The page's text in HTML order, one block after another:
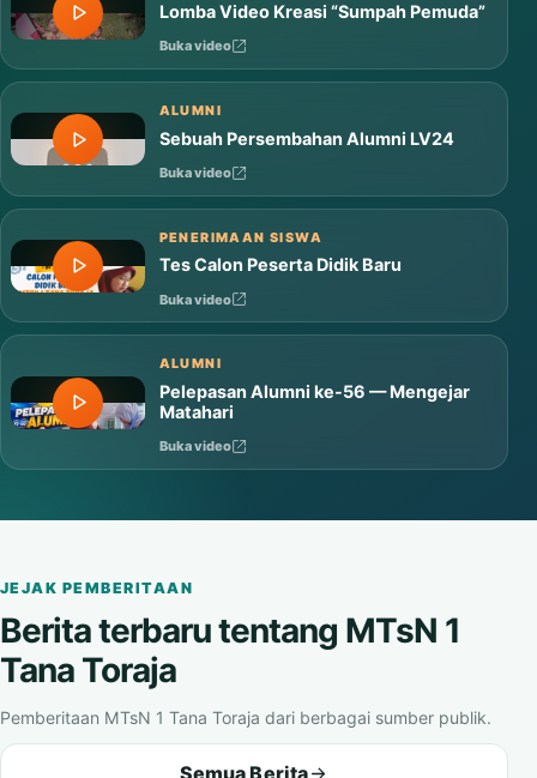
Lomba Video Kreasi “Sumpah Pemuda”
Buka video
ALUMNI
Sebuah Persembahan Alumni LV24
Buka video
PENERIMAAN SISWA
Tes Calon Peserta Didik Baru
Buka video
ALUMNI
Pelepasan Alumni ke-56 — Mengejar
Matahari
Buka video
JEJAK PEMBERITAAN
Berita terbaru tentang MTsN 1
Tana Toraja
Pemberitaan MTsN 1 Tana Toraja dari berbagai sumber publik.